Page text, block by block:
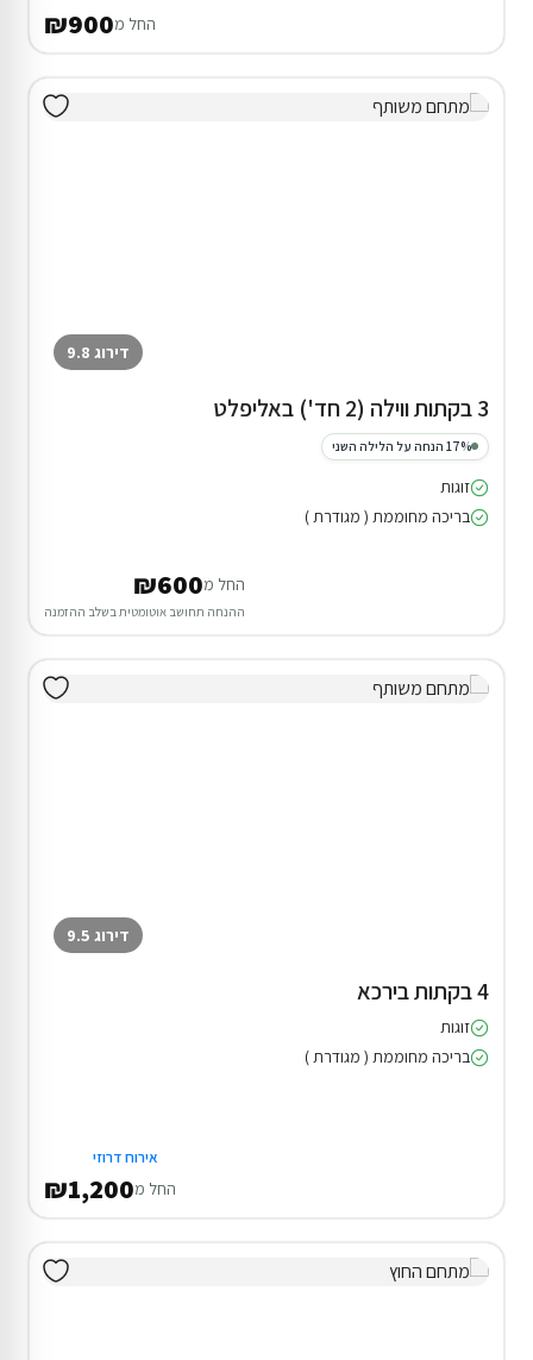
החל מ₪900
דירוג 9.8
3 בקתות ווילה (2 חד') באליפלט
17% הנחה על הלילה השני
זוגות
בריכה מחוממת ( מגודרת )
החל מ₪600
ההנחה תחושב אוטומטית בשלב ההזמנה
דירוג 9.5
4 בקתות בירכא
זוגות
בריכה מחוממת ( מגודרת )
אירוח דרוזי
החל מ₪1,200